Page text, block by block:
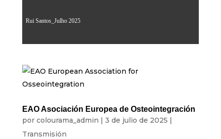
Rui Santos_Julho 2025
EAO Asociación Europea de Osteointegración
por colourama_admin | 3 de julio de 2025 |
Transmisión